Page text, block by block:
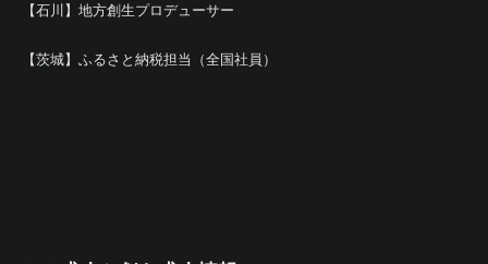
【石川】地方創生プロデューサー
【茨城】ふるさと納税担当（全国社員）